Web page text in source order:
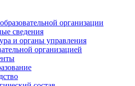
организации
сведения
и органы управления
организацией